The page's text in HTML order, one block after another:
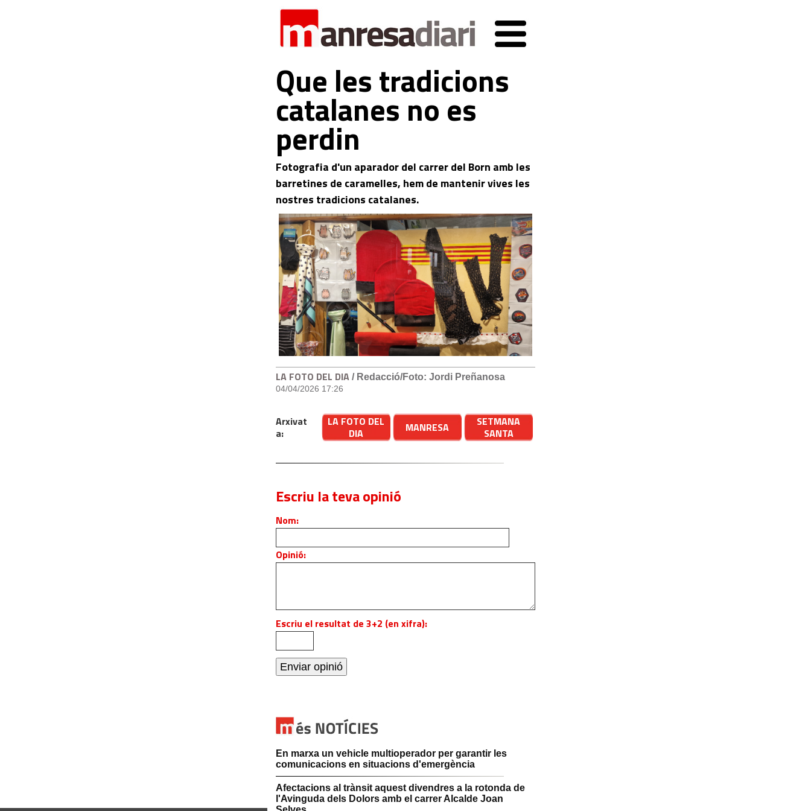
Que les tradicions
catalanes no es
perdin
Fotografia d'un aparador del carrer del Born amb les
barretines de caramelles, hem de mantenir vives les
nostres tradicions catalanes.
LA FOTO DEL DIA / Redacció/Foto: Jordi Preñanosa
04/04/2026 17:26
Arxivat
a:
LA FOTO DEL
DIA
MANRESA
SETMANA
SANTA
Escriu la teva opinió
Nom:
Opinió:
Escriu el resultat de 3+2 (en xifra):
En marxa un vehicle multioperador per garantir les
comunicacions en situacions d'emergència
Afectacions al trànsit aquest divendres a la rotonda de
l'Avinguda dels Dolors amb el carrer Alcalde Joan